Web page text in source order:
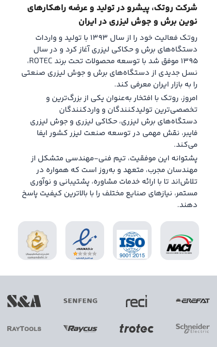
شرکت روتک، پیشرو در تولید و عرضه راهکارهای
نوین برش و جوش لیزری در ایران
روتک فعالیت خود را از سال ۱۳۹۳ با تولید و واردات
دستگاه‌های برش و حکاکی لیزری آغاز کرد و در سال
۱۳۹۵ موفق شد با توسعه محصولات تحت برند ROTEC،
نسل جدیدی از دستگاه‌های برش و جوش لیزری صنعتی
را به بازار ایران معرفی کند.
امروز، روتک با افتخار به‌عنوان یکی از بزرگ‌ترین و
تخصصی‌ترین تولیدکنندگان و واردکنندگان
دستگاه‌های برش لیزری، حکاکی لیزری و جوش لیزری
فایبر، نقش مهمی در توسعه صنعت لیزر کشور ایفا
می‌کند.
پشتوانه این موفقیت، تیم فنی-مهندسی متشکل از
مهندسان مجرب، متعهد و به‌روز است که همواره در
تلاش‌اند تا با ارائه خدمات مشاوره، پشتیبانی و نوآوری
مستمر، نیازهای صنایع مختلف را با بالاترین کیفیت پاسخ
دهند.